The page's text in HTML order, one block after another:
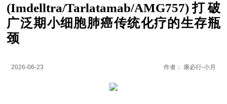
(Imdelltra/Tarlatamab/AMG757)打破
广泛期小细胞肺癌传统化疗的生存瓶
颈
2026-06-23 作者： 康必行-小月